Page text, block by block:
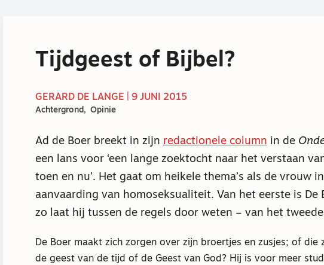
Tijdgeest of Bijbel?
GERARD DE LANGE | 9 JUNI 2015
Achtergrond Opinie
Ad de Boer breekt in zijn redactionele column in de
een lans voor ‘een lange zoektocht naar het verstaan
toen en nu’. Het gaat om heikele thema’s als de vrouw
aanvaarding van homoseksualiteit. Van het eerste is De
zo laat hij tussen de regels door weten – van het
De Boer maakt zich zorgen over zijn broertjes en zusjes; of die
de geest van de tijd of de Geest van God? Hij is voor meer